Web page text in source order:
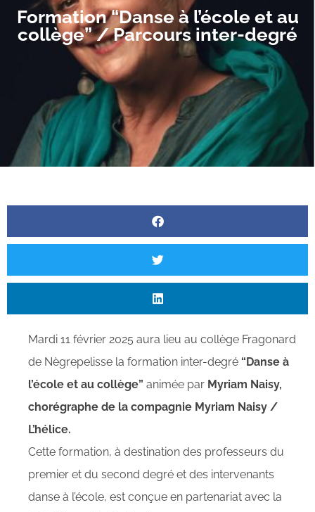
Formation “Danse à l’école et au
collège” / Parcours inter-degré
Mardi 11 février 2025 aura lieu au collège Fragonard
de Nègrepelisse la formation inter-degré “Danse à
l’école et au collège” animée par Myriam Naisy,
chorégraphe de la compagnie Myriam Naisy /
L’hélice.
Cette formation, à destination des professeurs du
premier et du second degré et des intervenants
danse à l’école, est conçue en partenariat avec la